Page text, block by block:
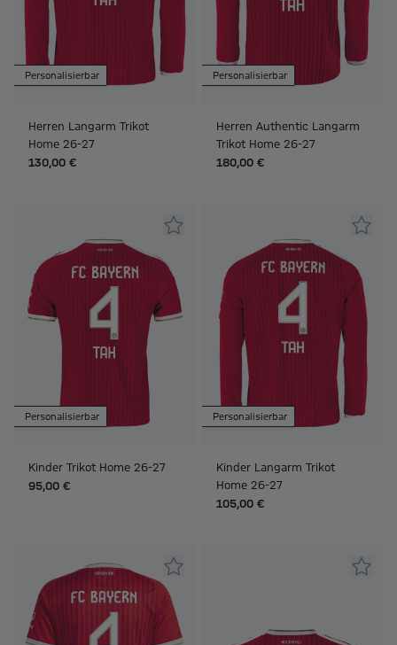
Personalisierbar
Herren Langarm Trikot
Home 26-27
130,00 €
Personalisierbar
Herren Authentic Langarm
Trikot Home 26-27
180,00 €
Personalisierbar
Kinder Trikot Home 26-27
95,00 €
Personalisierbar
Kinder Langarm Trikot
Home 26-27
105,00 €